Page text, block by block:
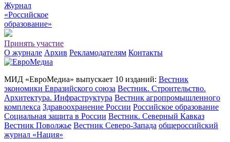
Журнал
«Российское
образование»
Принять участие
О журнале Архив Рекламодателям Контакты
МИД «ЕвроМедиа» выпускает 10 изданий: Вестник
экономики Евразийского союза Вестник. Строительство.
Архитектура. Инфраструктура Вестник агропромышленного
комплекса Здравоохранение России Российское образование
Социальная защита в России Вестник. Северный Кавказ
Вестник Поволжье Вестник Северо-Запада общероссийский
журнал «Нация»